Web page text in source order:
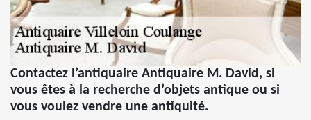
Contactez l’antiquaire Antiquaire M. David, si
vous êtes à la recherche d’objets antique ou si
vous voulez vendre une antiquité.